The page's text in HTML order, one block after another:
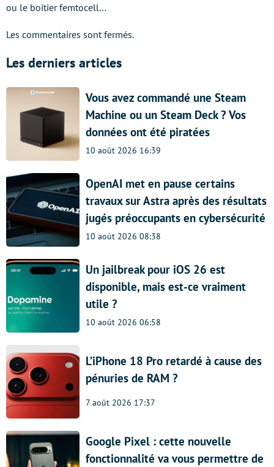
ou le boîtier femtocell…
Les commentaires sont fermés.
Les derniers articles
Vous avez commandé une Steam
Machine ou un Steam Deck ? Vos
données ont été piratées
10 août 2026 16:39
OpenAI met en pause certains
travaux sur Astra après des résultats
jugés préoccupants en cybersécurité
10 août 2026 08:38
Un jailbreak pour iOS 26 est
disponible, mais est-ce vraiment
utile ?
10 août 2026 06:58
L’iPhone 18 Pro retardé à cause des
pénuries de RAM ?
7 août 2026 17:37
Google Pixel : cette nouvelle
fonctionnalité va vous permettre de